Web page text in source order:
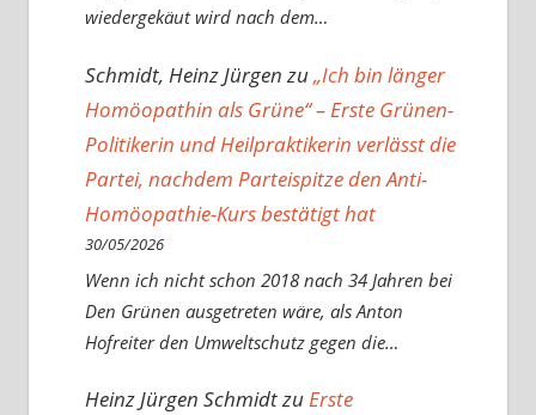
wiedergekäut wird nach dem…
Schmidt, Heinz Jürgenzu„Ich bin länger
Homöopathin als Grüne“ – Erste Grünen-
Politikerin und Heilpraktikerin verlässt die
Partei, nachdem Parteispitze den Anti-
Homöopathie-Kurs bestätigt hat
30/05/2026
Wenn ich nicht schon 2018 nach 34 Jahren bei
Den Grünen ausgetreten wäre, als Anton
Hofreiter den Umweltschutz gegen die…
Heinz Jürgen SchmidtzuErste